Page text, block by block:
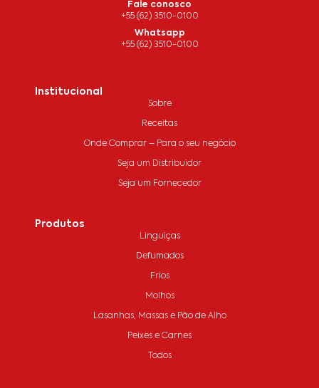
Fale conosco
+55 (62) 3510-0100
Whatsapp
+55 (62) 3510-0100
Institucional
Sobre
Receitas
Onde Comprar – Para o seu negócio
Seja um Distribuidor
Seja um Fornecedor
Produtos
Linguiças
Defumados
Frios
Molhos
Lasanhas, Massas e Pão de Alho
Peixes e Carnes
Todos